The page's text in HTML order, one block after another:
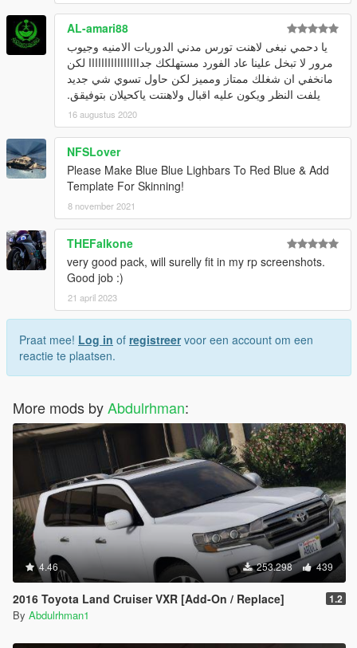
AL-amari88
يا دحمي نبغى لاهنت تورس مدني الدوريات الامنيه وجيوب
مرور لا تبخل علينا عاد الفورد مستهلكك جداااااااااااااااا لكن
مانخفي ان شغلك ممتاز ومميز لكن حاول تسوي شي جديد
يلفت النظر ويكون عليه اقبال ولاهنتت ياكحيلان بتوفيقق.
16 augustus 2020
NFSLover
Please Make Blue Blue Lighbars To Red Blue & Add
Template For Skinning!
8 november 2021
THEFalkone
very good pack, will surelly fit in my rp screenshots.
Good job :)
21 april 2023
Praat mee! Log in of registreervoor een account om een
reactie te plaatsen.
More mods byAbdulrhman:
4.46 253.298 439
2016 Toyota Land Cruiser VXR [Add-On / Replace] 1.2
By Abdulrhman1